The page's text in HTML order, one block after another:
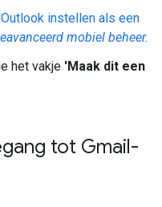
instellen als een
mobiel beheer.
het vakje 'Maak dit een
tot Gmail-